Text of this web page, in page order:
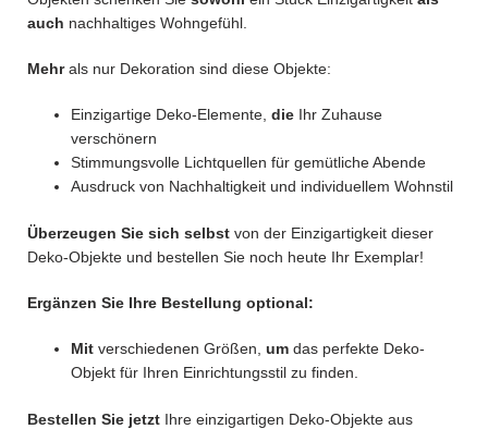
auch nachhaltiges Wohngefühl.
Mehrals nur Dekoration sind diese Objekte:
Einzigartige Deko-Elemente, die Ihr Zuhause
verschönern
Stimmungsvolle Lichtquellen für gemütliche Abende
Ausdruck von Nachhaltigkeit und individuellem Wohnstil
Überzeugen Sie sich selbst von der Einzigartigkeit dieser
Deko-Objekte und bestellen Sie noch heute Ihr Exemplar!
Ergänzen Sie Ihre Bestellung optional:
Mit verschiedenen Größen, um das perfekte Deko-
Objekt für Ihren Einrichtungsstil zu finden.
Bestellen Sie jetzt Ihre einzigartigen Deko-Objekte aus